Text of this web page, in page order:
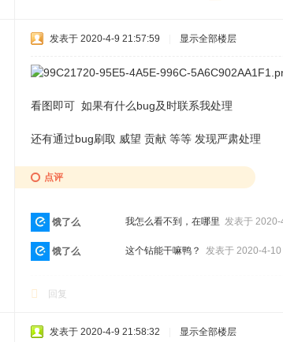
发表于 2020-4-9 21:57:59 显示全部楼层
看图即可 如果有什么bug及时联系我处理
还有通过bug刷取 威望 贡献 等等 发现严肃处理
点评
饿了么 我怎么看不到，在哪里 发表于
饿了么 这个钻能干嘛鸭？ 发表于 2020-4-10
回复
发表于 2020-4-9 21:58:32 显示全部楼层